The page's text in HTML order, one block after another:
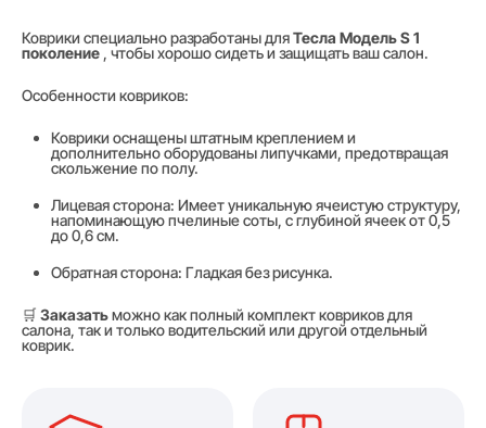
Коврики специально разработаны дляТесла Модель S 1
поколение , чтобы хорошо сидеть и защищать ваш салон.
Особенности ковриков:
Коврики оснащены штатным креплением и
дополнительно оборудованы липучками, предотвращая
скольжение по полу.
Лицевая сторона: Имеет уникальную ячеистую структуру,
напоминающую пчелиные соты, с глубиной ячеек от 0,5
до 0,6 см.
Обратная сторона: Гладкая без рисунка.
🛒 Заказатьможно как полный комплект ковриков для
салона, так и только водительский или другой отдельный
коврик.